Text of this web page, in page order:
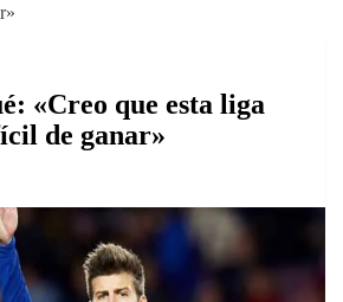
«Creo que esta liga
de ganar»